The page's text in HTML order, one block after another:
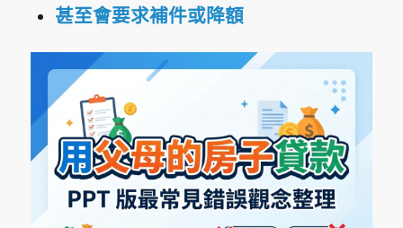
甚至會要求補件或降額